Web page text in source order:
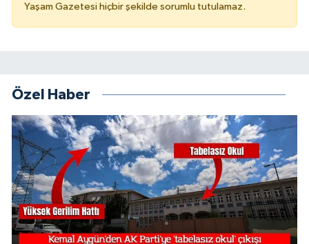
Yaşam Gazetesi hiçbir şekilde sorumlu tutulamaz.
Özel Haber